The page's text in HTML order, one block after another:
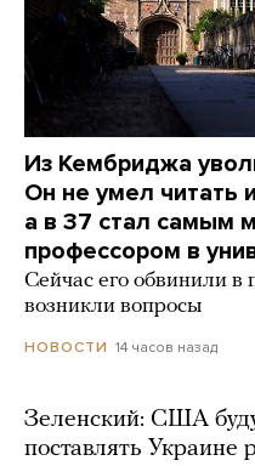
Из Кембриджа
Он не умел читать
а в 37 стал самым
профессором в
Сейчас его обвинили в
возникли вопросы
НОВОСТИ 14 часов назад
Зеленский: США
поставлять Украине